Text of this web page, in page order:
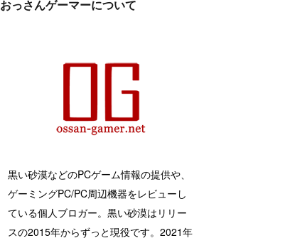
おっさんゲーマーについて
黒い砂漠などのPCゲーム情報の提供や、
ゲーミングPC/PC周辺機器をレビューし
ている個人ブロガー。黒い砂漠はリリー
スの2015年からずっと現役です。2021年